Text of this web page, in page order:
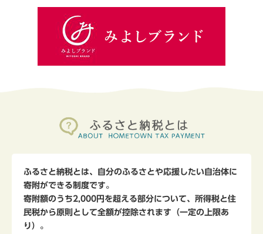
ふるさと納税とは、自分のふるさとや応援したい自治体に
寄附ができる制度です。
寄附額のうち2,000円を超える部分について、所得税と住
民税から原則として全額が控除されます（一定の上限あ
り）。